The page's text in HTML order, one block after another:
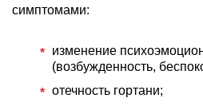
симптомами:
изменение
(возбужденность,
отечность гортани;